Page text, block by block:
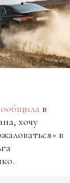
в
хочу
в